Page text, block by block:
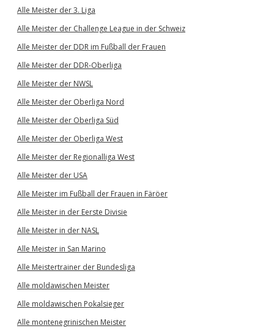
Alle Meister der 3. Liga
Alle Meister der Challenge League in der Schweiz
Alle Meister der DDR im Fußball der Frauen
Alle Meister der DDR-Oberliga
Alle Meister der NWSL
Alle Meister der Oberliga Nord
Alle Meister der Oberliga Süd
Alle Meister der Oberliga West
Alle Meister der Regionalliga West
Alle Meister der USA
Alle Meister im Fußball der Frauen in Färöer
Alle Meister in der Eerste Divisie
Alle Meister in der NASL
Alle Meister in San Marino
Alle Meistertrainer der Bundesliga
Alle moldawischen Meister
Alle moldawischen Pokalsieger
Alle montenegrinischen Meister